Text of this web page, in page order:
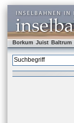
Borkum Juist Baltrum